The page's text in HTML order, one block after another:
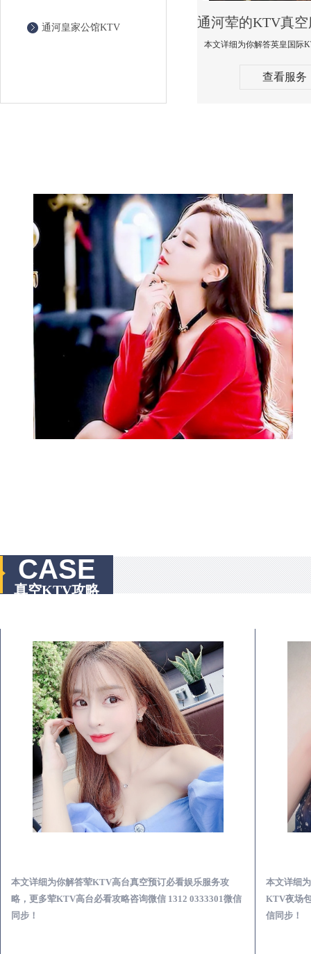
通河皇家公馆KTV
查看服务
CASE
真空KTV攻略
本文详细为你解答荤KTV高台真空预订必看娱乐服务攻
略，更多荤KTV高台必看攻略咨询微信 1312 0333301微信
同步！
本文详细
KTV夜场
信同步！